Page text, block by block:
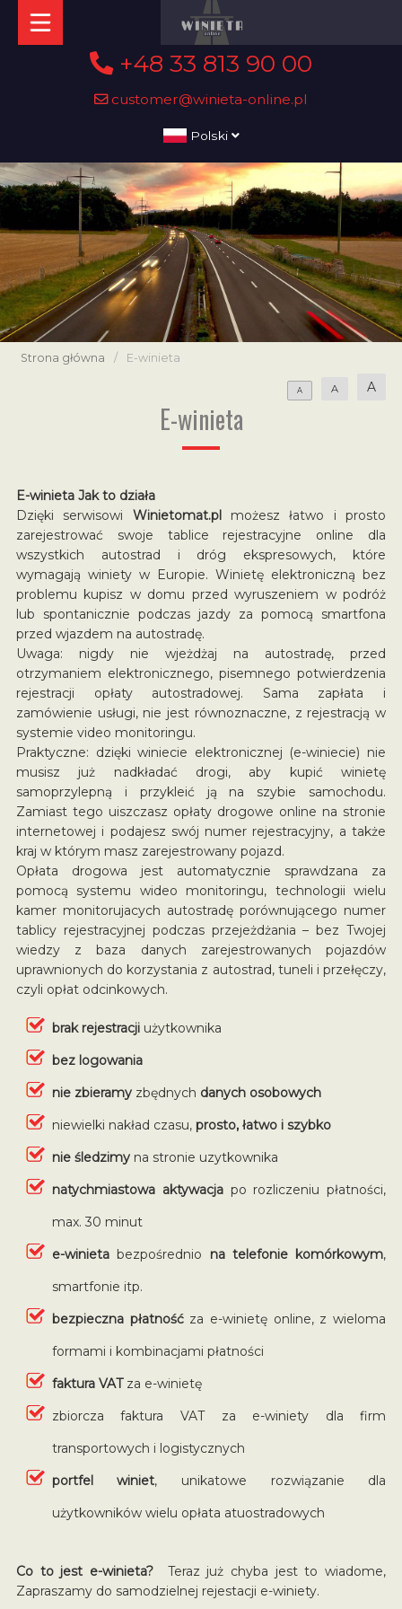
+48 33 813 90 00
customer@winieta-online.pl
Polski
Strona główna / E-winieta
A A A
E-winieta
E-winieta Jak to działa
Dzięki serwisowi Winietomat.plmożesz łatwo i prosto
zarejestrować swoje tablice rejestracyjne online dla
wszystkich autostrad i dróg ekspresowych, które
wymagają winiety w Europie. Winietę elektroniczną bez
problemu kupisz w domu przed wyruszeniem w podróż
lub spontanicznie podczas jazdy za pomocą smartfona
przed wjazdem na autostradę.
Uwaga: nigdy nie wjeżdżaj na autostradę, przed
otrzymaniem elektronicznego, pisemnego potwierdzenia
rejestracji opłaty autostradowej. Sama zapłata i
zamówienie usługi, nie jest równoznaczne, z rejestracją w
systemie video monitoringu.
Praktyczne: dzięki winiecie elektronicznej (e-winiecie) nie
musisz już nadkładać drogi, aby kupić winietę
samoprzylepną i przykleić ją na szybie samochodu.
Zamiast tego uiszczasz opłaty drogowe online na stronie
internetowej i podajesz swój numer rejestracyjny, a także
kraj w którym masz zarejestrowany pojazd.
Opłata drogowa jest automatycznie sprawdzana za
pomocą systemu wideo monitoringu, technologii wielu
kamer monitorujacych autostradę porównującego numer
tablicy rejestracyjnej podczas przejeżdżania – bez Twojej
wiedzy z baza danych zarejestrowanych pojazdów
uprawnionych do korzystania z autostrad, tuneli i przełęczy,
czyli opłat odcinkowych.
brak rejestracji użytkownika
bez logowania
nie zbieramyzbędnych danych osobowych
niewielki nakład czasu, prosto, łatwo i szybko
nie śledzimyna stronie uzytkownika
natychmiastowa aktywacjapo rozliczeniu płatności,
max. 30 minut
e-winietabezpośrednio na telefonie komórkowym,
smartfonie itp.
bezpieczna płatnośćza e-winietę online, z wieloma
formami i kombinacjami płatności
faktura VATza e-winietę
zbiorcza faktura VAT za e-winiety dla firm
transportowych i logistycznych
portfel winiet, unikatowe rozwiązanie dla
użytkowników wielu opłata atuostradowych
Co to jest e-winieta? Teraz już chyba jest to wiadome,
Zapraszamy do samodzielnej rejestacji e-winiety.